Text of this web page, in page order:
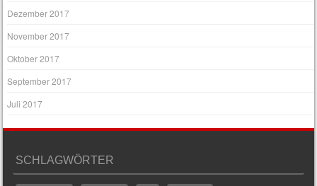
Dezember 2017
November 2017
Oktober 2017
September 2017
Juli 2017
SCHLAGWÖRTER